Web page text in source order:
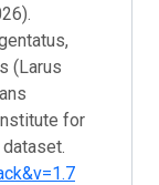
(Larus
for